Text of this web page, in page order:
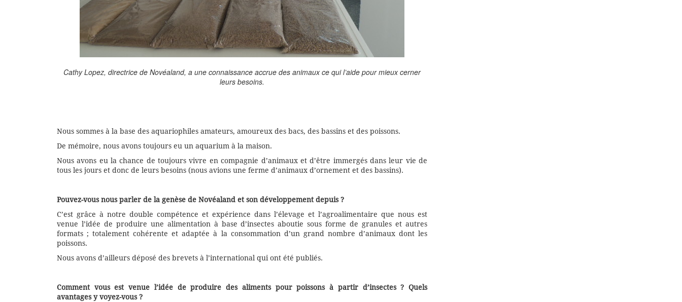
Cathy Lopez, directrice de Novéaland, a une connaissance accrue des animaux ce qui l’aide pour mieux cerner
leurs besoins.
Nous sommes à la base des aquariophiles amateurs, amoureux des bacs, des bassins et des poissons.
De mémoire, nous avons toujours eu un aquarium à la maison.
Nous avons eu la chance de toujours vivre en compagnie d’animaux et d’être immergés dans leur vie de
tous les jours et donc de leurs besoins (nous avions une ferme d’animaux d’ornement et des bassins).
Pouvez-vous nous parler de la genèse de Novéaland et son développement depuis ?
C’est grâce à notre double compétence et expérience dans l’élevage et l’agroalimentaire que nous est
venue l’idée de produire une alimentation à base d’insectes aboutie sous forme de granules et autres
formats ; totalement cohérente et adaptée à la consommation d’un grand nombre d’animaux dont les
poissons.
Nous avons d’ailleurs déposé des brevets à l’international qui ont été publiés.
Comment vous est venue l’idée de produire des aliments pour poissons à partir d’insectes ? Quels
avantages y voyez-vous ?